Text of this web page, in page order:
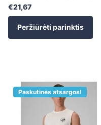
€21,67
Peržiūrėti parinktis
Paskutinės atsargos!